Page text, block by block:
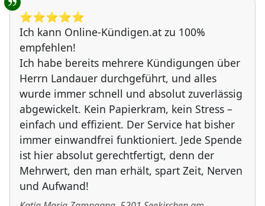
⭐️⭐️⭐️⭐️⭐️
Ich kann Online-Kündigen.at zu 100%
empfehlen!
Ich habe bereits mehrere Kündigungen über
Herrn Landauer durchgeführt, und alles
wurde immer schnell und absolut zuverlässig
abgewickelt. Kein Papierkram, kein Stress –
einfach und effizient. Der Service hat bisher
immer einwandfrei funktioniert. Jede Spende
ist hier absolut gerechtfertigt, denn der
Mehrwert, den man erhält, spart Zeit, Nerven
und Aufwand!